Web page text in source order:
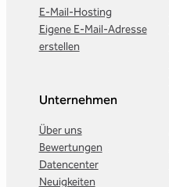
E-Mail-Hosting
Eigene E-Mail-Adresse
erstellen
Unternehmen
Über uns
Bewertungen
Datencenter
Neuigkeiten